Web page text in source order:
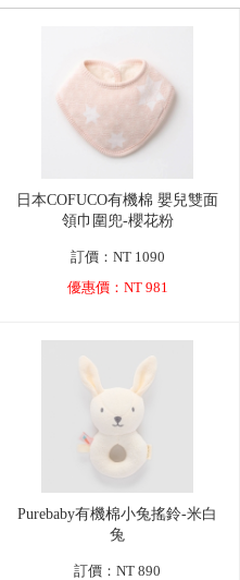
日本COFUCO有機棉 嬰兒雙面
領巾圍兜-櫻花粉
訂價：NT 1090
優惠價：NT 981
Purebaby有機棉小兔搖鈴-米白
兔
訂價：NT 890